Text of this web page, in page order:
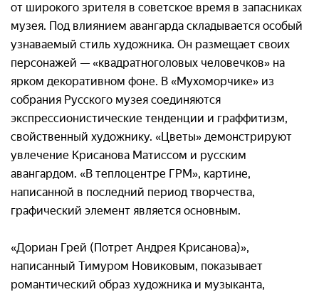
от широкого зрителя в советское время в запасниках
музея. Под влиянием авангарда складывается особый
узнаваемый стиль художника. Он размещает своих
персонажей — «квадратноголовых человечков» на
ярком декоративном фоне. В «Мухоморчике» из
собрания Русского музея соединяются
экспрессионистические тенденции и граффитизм,
свойственный художнику. «Цветы» демонстрируют
увлечение Крисанова Матиссом и русским
авангардом. «В теплоцентре ГРМ», картине,
написанной в последний период творчества,
графический элемент является основным.
«Дориан Грей (Потрет Андрея Крисанова)»,
написанный Тимуром Новиковым, показывает
романтический образ художника и музыканта,